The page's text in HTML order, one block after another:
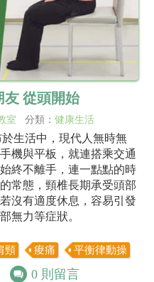
友 從頭開始
室 分類： 健康生活
生活中，現代人無時無
機與平板，就連搭乘交通
終不離手，連一點點的時
常態，頸椎長期承受頭部
沒有適度休息，容易引發
無力等症狀。
頸 痠痛 平衡律動操
0 則留言